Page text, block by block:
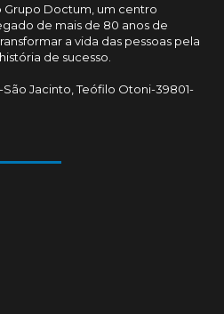
Grupo Doctum, um centro
de mais de 80 anos de
a vida das pessoas pela
de sucesso.
São Jacinto, Teófilo Otoni-39801-